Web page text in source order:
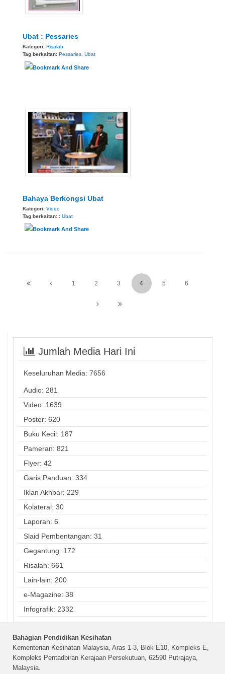
Ubat : Pessaries
Kategori: Risalah
Tag berkaitan: Pessaries, Ubat
Bahaya Berkongsi Ubat
Kategori: Video
Tag berkaitan: : Ubat
1 2 3 4 5 6
Jumlah Media Hari Ini
Keseluruhan Media: 7656
Audio: 281
Video: 1639
Poster: 620
Buku Kecil: 187
Pameran: 821
Flyer: 42
Garis Panduan: 334
Iklan Akhbar: 229
Kolateral: 30
Laporan: 6
Slaid Pembentangan: 31
Gegantung: 172
Risalah: 661
Lain-lain: 200
e-Magazine: 38
Infografik: 2332
Bahagian Pendidikan Kesihatan
Kementerian Kesihatan Malaysia, Aras 1-3, Blok E10, Kompleks E,
Kompleks Pentadbiran Kerajaan Persekutuan, 62590 Putrajaya,
Malaysia.